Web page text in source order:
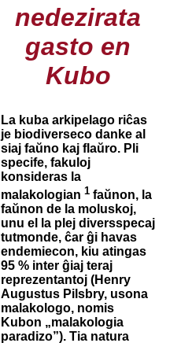
nedezirata
gasto en
Kubo
La kuba arkipelago riĉas
je biodiverseco danke al
siaj faŭno kaj flaŭro. Pli
specife, fakuloj
konsideras la
malakologian 1faŭnon, la
faŭnon de la moluskoj,
unu el la plej diversspecaj
tutmonde, ĉar ĝi havas
endemiecon, kiu atingas
95 % inter ĝiaj teraj
reprezentantoj (Henry
Augustus Pilsbry, usona
malakologo, nomis
Kubon „malakologia
paradizo”). Tia natura